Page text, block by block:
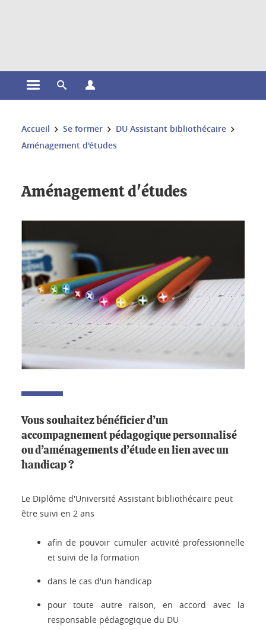
Ouvrir le menu principal
Ouvrir le moteur de recherche
Vous êtes ici :
Accueil Se former
DU Assistant bibliothécaire
Aménagement d'études
Aménagement d'études
Vous souhaitez bénéficier d’un
accompagnement pédagogique personnalisé
ou d’aménagements d’étude en lien avec un
handicap ?
Le Diplôme d'Université Assistant bibliothécaire peut
être suivi en 2 ans
afin de pouvoir cumuler activité professionnelle
et suivi de la formation
dans le cas d'un handicap
pour toute autre raison, en accord avec la
responsable pédagogique du DU